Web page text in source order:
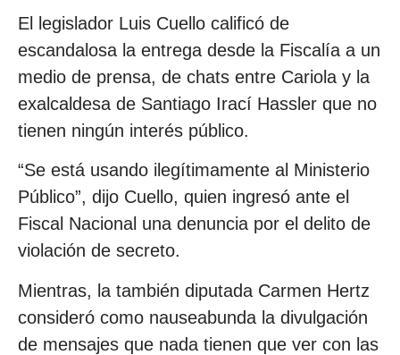
El legislador Luis Cuello calificó de
escandalosa la entrega desde la Fiscalía a un
medio de prensa, de chats entre Cariola y la
exalcaldesa de Santiago Irací Hassler que no
tienen ningún interés público.
“Se está usando ilegítimamente al Ministerio
Público”, dijo Cuello, quien ingresó ante el
Fiscal Nacional una denuncia por el delito de
violación de secreto.
Mientras, la también diputada Carmen Hertz
consideró como nauseabunda la divulgación
de mensajes que nada tienen que ver con las